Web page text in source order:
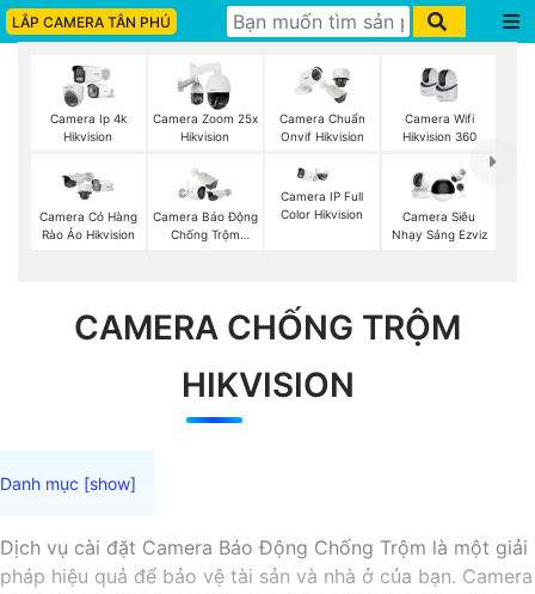
LẮP CAMERA TÂN PHÚ
Camera Ip 4k
Hikvision
Camera Zoom 25x
Hikvision
Camera Chuẩn
Onvif Hikvision
Camera Wifi
Hikvision 360
Camera Có Hàng
Rào Ảo Hikvision
Camera Báo Động
Chống Trộm
Camera IP Full
Color Hikvision
Camera Siêu
Nhạy Sáng Ezviz
CAMERA CHỐNG TRỘM
HIKVISION
Dịch vụ cài đặt Camera Báo Động Chống Trộm là một giải
pháp hiệu quả để bảo vệ tài sản và nhà ở của bạn. Camera